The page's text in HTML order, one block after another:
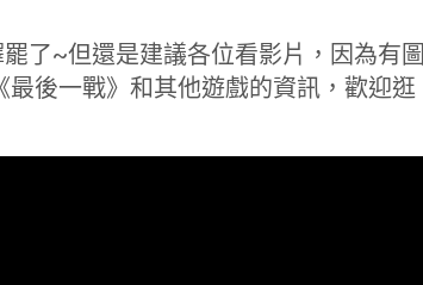
了~但還是建議各位看影片，因為有圖
最後一戰》和其他遊戲的資訊，歡迎逛